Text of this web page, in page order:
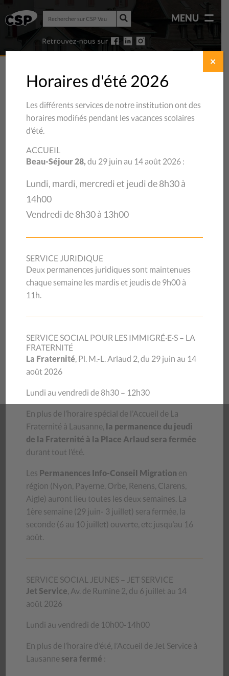
Rechercher
sur
CSP
Vaud
Rechercher
CSP
Vaud
MENU
RAPPORTSD’ACTIVITÉS
N’hésitez pas à nous contacter si vous souhaitez des
Vous pouvez aussi nous demander l’envoi des rapports
Contactez notre service de la communication
RAPPORTS D’ACTIVITÉS
Rapport d’activités 2025
Rapport d’activités 2024
Rapport d’activités 2022
Rapport d’activités 2021
Rapport d’activités 2020
Rapport Covid-19 et crise sociale, 2020
Rapport d’activités 2019
Horaires d'été 2026
Les différents services de notre institution ont des
horaires modifiés pendant les vacances scolaires
d’été.
ACCUEIL
Beau-Séjour 28,du 29 juin au 14 août 2026 :
Lundi, mardi, mercredi et jeudi de 8h30 à
14h00
Vendredi de 8h30 à 13h00
SERVICE JURIDIQUE
Deux permanences juridiques sont maintenues
chaque semaine les mardis et jeudis de 9h00 à
11h.
SERVICE SOCIAL POUR LES IMMIGRÉ·E·S – LA
FRATERNITÉ
La Fraternité, Pl. M.-L. Arlaud 2, du 29 juin au 14
août 2026
Lundi au vendredi de 8h30 – 12h30
En plus de l’horaire spécial de l’Accueil de La
Fraternité à Lausanne, la permanence du jeudi
de la Fraternité à la Place Arlaud sera fermée
durant tout l’été.
Les Permanences Info-Conseil Migration en
région (Nyon, Payerne, Orbe, Renens, Clarens,
Aigle) auront lieu toutes les deux semaines. La
1ère semaine (29 juin- 3 juillet) sera fermée, la
seconde (6 au 10 juillet) ouverte, etc jusqu’au 16
août.
SERVICE SOCIAL JEUNES – JET SERVICE
Jet Service, Av. de Rumine 2, du 6 juillet au 14
août 2026
Lundi au vendredi de 10h00-14h00
En plus de l’horaire d’été, l’Accueil de Jet Service à
Lausanne sera fermé :
✕